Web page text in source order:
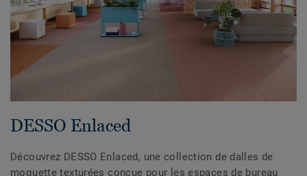
DESSO Enlaced
Découvrez DESSO Enlaced, une collection de dalles de
moquette texturées conçue pour les espaces de bureau